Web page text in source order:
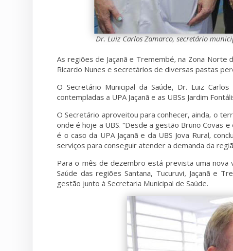
Dr. Luiz Carlos Zamarco, secretário
As regiões de Jaçanã e Tremembé, na Zona
Ricardo Nunes e secretários de diversas pastas
O Secretário Municipal da Saúde, Dr. Luiz
contempladas a UPA Jaçanã e as UBSs Jardim
O Secretário aproveitou para conhecer, ainda, o
onde é hoje a UBS. “Desde a gestão Bruno Covas
é o caso da UPA Jaçanã e da UBS Jova Rural,
serviços para conseguir atender a demanda da
Para o mês de dezembro está prevista uma nova
Saúde das regiões Santana, Tucuruvi, Jaçanã e
gestão junto à Secretaria Municipal de Saúde.